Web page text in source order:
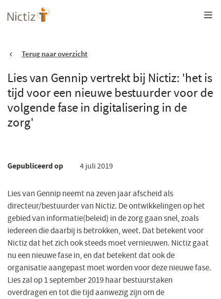
Overslaan
en
gaanTerug naar overzicht
Lies van Gennip vertrekt bij Nictiz: 'het is
tijd voor een nieuwe bestuurder voor de
volgende fase in digitalisering in de
zorg'
Gepubliceerd op 4 juli 2019
Lies van Gennip neemt na zeven jaar afscheid als
directeur/bestuurder van Nictiz. De ontwikkelingen op het
gebied van informatie(beleid) in de zorg gaan snel, zoals
iedereen die daarbij is betrokken, weet. Dat betekent voor
Nictiz dat het zich ook steeds moet vernieuwen. Nictiz gaat
nu een nieuwe fase in, en dat betekent dat ook de
organisatie aangepast moet worden voor deze nieuwe fase.
Lies zal op 1 september 2019 haar bestuurstaken
overdragen en tot die tijd aanwezig zijn om de